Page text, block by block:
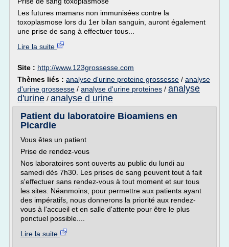
Les futures mamans non immunisées contre la
toxoplasmose lors du 1er bilan sanguin, auront également
une prise de sang à effectuer tous...
Lire la suite
Site : http://www.123grossesse.com
Thèmes liés : analyse d'urine proteine grossesse / analyse
d'urine grossesse / analyse d'urine proteines / analyse
d'urine / analyse d urine
Patient du laboratoire Bioamiens en
Picardie
Vous êtes un patient
Prise de rendez-vous
Nos laboratoires sont ouverts au public du lundi au
samedi dès 7h30. Les prises de sang peuvent tout à fait
s'effectuer sans rendez-vous à tout moment et sur tous
les sites. Néanmoins, pour permettre aux patients ayant
des impératifs, nous donnerons la priorité aux rendez-
vous à l'accueil et en salle d'attente pour être le plus
ponctuel possible....
Lire la suite